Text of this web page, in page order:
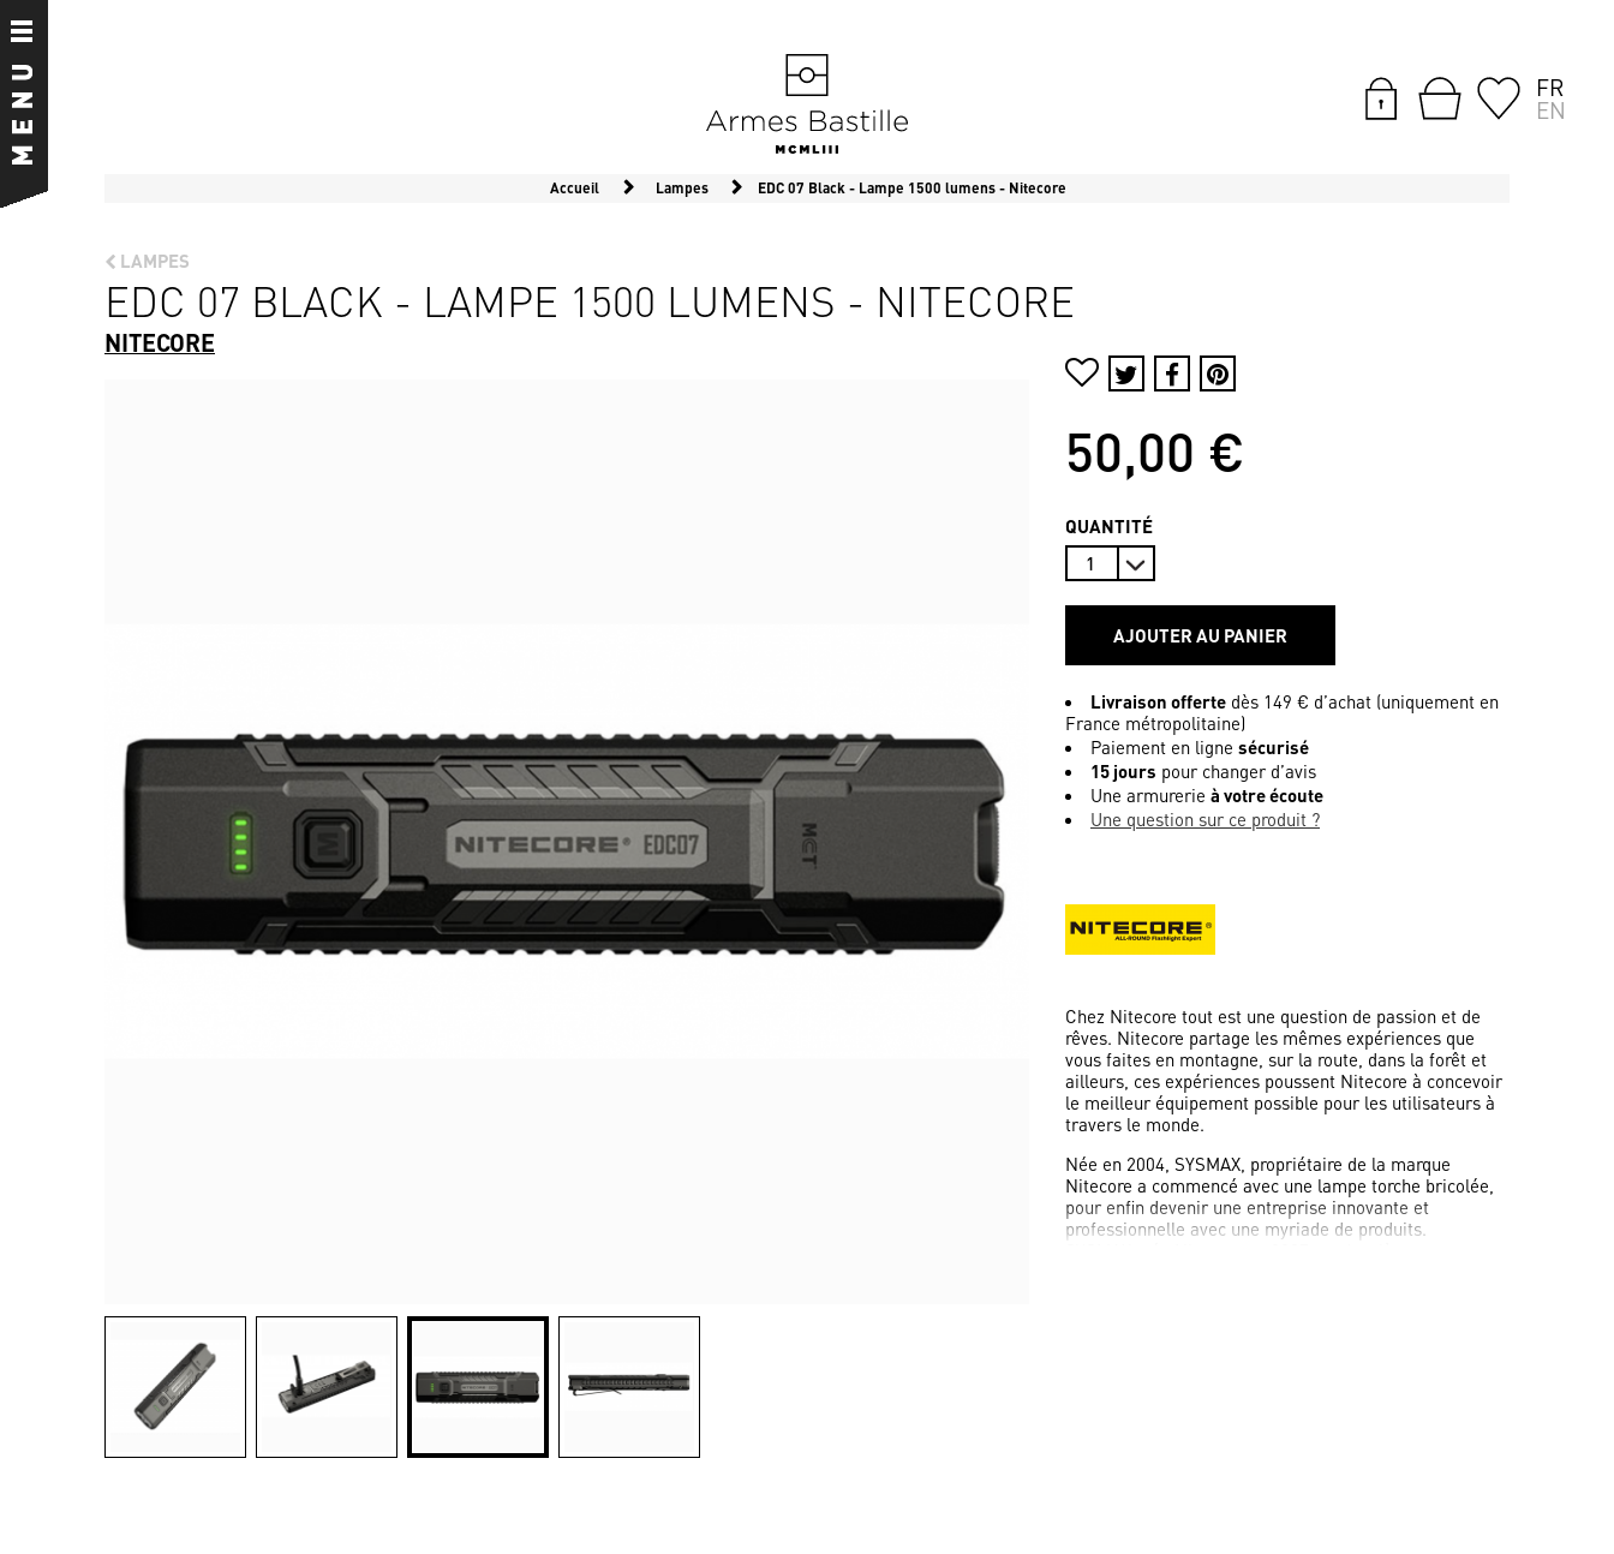
FR
EN
Accueil Lampes EDC 07 Black - Lampe 1500 lumens - Nitecore
LAMPES
EDC 07 BLACK - LAMPE 1500 LUMENS - NITECORE
NITECORE
50,00 €
QUANTITÉ
AJOUTER AU PANIER
Livraison offerte dès 149 € d’achat (uniquement en
France métropolitaine)
Paiement en ligne sécurisé
15 jours pour changer d’avis
Une armurerie à votre écoute
Une question sur ce produit ?
Chez Nitecore tout est une question de passion et de
rêves. Nitecore partage les mêmes expériences que
vous faites en montagne, sur la route, dans la forêt et
ailleurs, ces expériences poussent Nitecore à concevoir
le meilleur équipement possible pour les utilisateurs à
travers le monde.
Née en 2004, SYSMAX, propriétaire de la marque
Nitecore a commencé avec une lampe torche bricolée,
pour enfin devenir une entreprise innovante et
professionnelle avec une myriade de produits.